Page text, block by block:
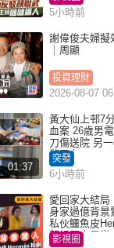
5小時前
謝偉俊夫婦擬
｜周顯
投資理財
2026-08-07
01:37
黃大仙上邨7
血案 26歲男
刀傷送院 另
斃平台
突發
6小時前
愛回家大結局
身家過億背景
私伙鱷魚皮
蘇姐原來是半
影視圈